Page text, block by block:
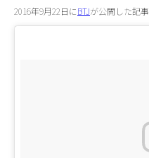
2016年9月22日にBTJが公開した記事